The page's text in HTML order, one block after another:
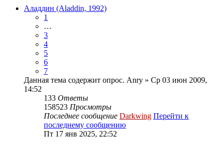
Аладдин (Aladdin, 1992)
1
…
3
4
5
6
7
Данная тема содержит опрос. Anry » Ср 03 июн 2009,
14:52
133 Ответы
158523 Просмотры
Последнее сообщение Darkwing Перейти к
последнему сообщению
Пт 17 янв 2025, 22:52